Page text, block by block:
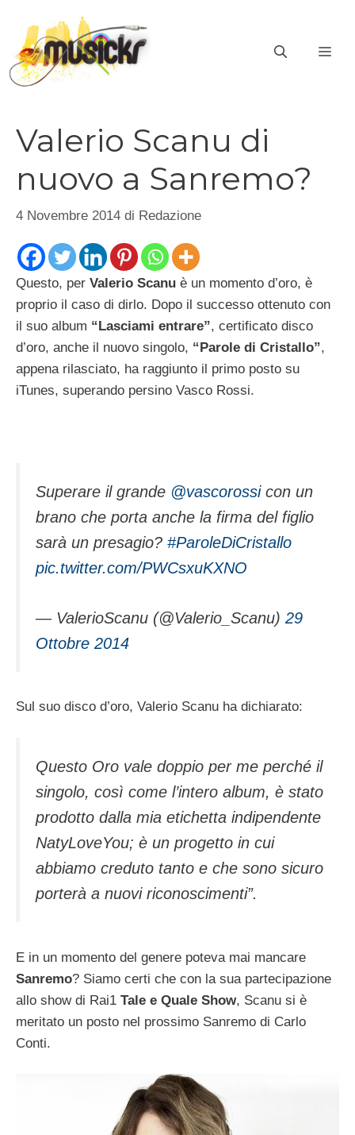
contenuto
Valerio Scanu di
nuovo a Sanremo?
4 Novembre 2014 di Redazione
Questo, per Valerio Scanu è un momento d’oro, è
proprio il caso di dirlo. Dopo il successo ottenuto con
il suo album “Lasciami entrare”, certificato disco
d’oro, anche il nuovo singolo, “Parole di Cristallo”,
appena rilasciato, ha raggiunto il primo posto su
iTunes, superando persino Vasco Rossi.
Superare il grande @vascorossicon un
brano che porta anche la firma del figlio
sarà un presagio? #ParoleDiCristallo
pic.twitter.com/PWCsxuKXNO
— ValerioScanu (@Valerio_Scanu) 29
Ottobre 2014
Sul suo disco d’oro, Valerio Scanu ha dichiarato:
Questo Oro vale doppio per me perché il
singolo, così come l’intero album, è stato
prodotto dalla mia etichetta indipendente
NatyLoveYou; è un progetto in cui
abbiamo creduto tanto e che sono sicuro
porterà a nuovi riconoscimenti”.
E in un momento del genere poteva mai mancare
Sanremo? Siamo certi che con la sua partecipazione
allo show di Rai1 Tale e Quale Show, Scanu si è
meritato un posto nel prossimo Sanremo di Carlo
Conti.